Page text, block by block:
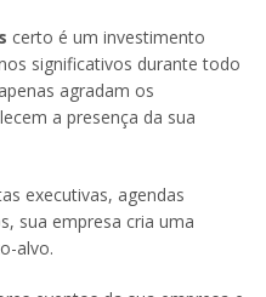
certo é um investimento
significativos durante todo
agradam os
a presença da sua
executivas, agendas
sua empresa cria uma
alvo.